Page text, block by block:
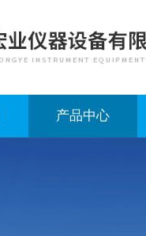
产品中心